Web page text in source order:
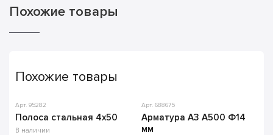
Похожие товары
Похожие товары
Арт. 95282
Полоса стальная 4х50
В наличии
Арт. 688675
Арматура А3 А500 Ф14
мм